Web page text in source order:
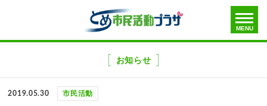
ニ
toggle
menu
MENU
お知らせ
2019.05.30 市民活動